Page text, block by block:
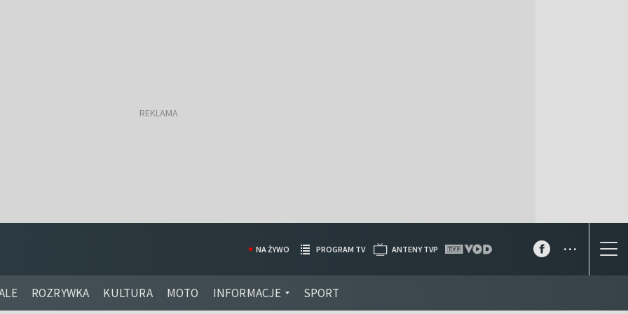
ROZRYWKA KULTURA MOTO INFORMACJE SPORT
NA ŻYWO PROGRAM TV ANTENY TVP ...